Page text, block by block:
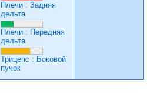
Плечи : Задняя
дельта
Плечи : Передняя
дельта
Трицепс : Боковой
пучок